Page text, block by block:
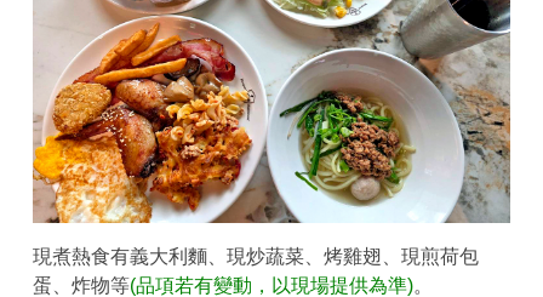
現煮熱食有義大利麵、現炒蔬菜、烤雞翅、現煎荷包
蛋、炸物等(品項若有變動，以現場提供為準)。